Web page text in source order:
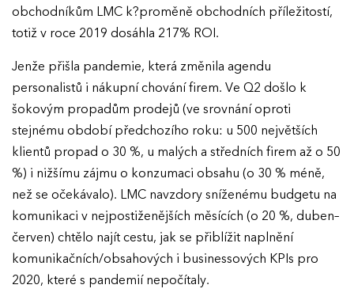
obchodníkům LMC k?proměně obchodních příležitostí,
totiž v roce 2019 dosáhla 217% ROI.
Jenže přišla pandemie, která změnila agendu
personalistů i nákupní chování firem. Ve Q2 došlo k
šokovým propadům prodejů (ve srovnání oproti
stejnému období předchozího roku: u 500 největších
klientů propad o 30 %, u malých a středních firem až o 50
%) i nižšímu zájmu o konzumaci obsahu (o 30 % méně,
než se očekávalo). LMC navzdory sníženému budgetu na
komunikaci v nejpostiženějších měsících (o 20 %, duben–
červen) chtělo najít cestu, jak se přiblížit naplnění
komunikačních/obsahových i businessových KPIs pro
2020, které s pandemií nepočítaly.